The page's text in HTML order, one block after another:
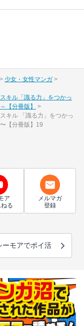
少女・女性マンガ
キル「識る力」をつかっ
【分冊版】
キル 「識る力」をつかっ
【分冊版】19
ア
る
メルマガ
登録
ーモアでポイ活